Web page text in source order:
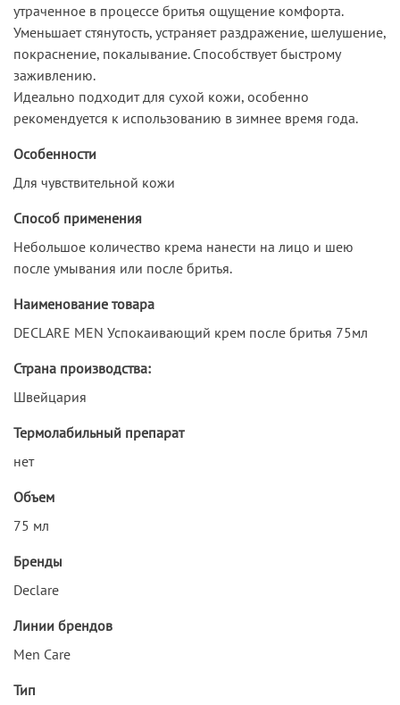
утраченное в процессе бритья ощущение комфорта.
Уменьшает стянутость, устраняет раздражение, шелушение,
покраснение, покалывание. Способствует быстрому
заживлению.
Идеально подходит для сухой кожи, особенно
рекомендуется к использованию в зимнее время года.
Особенности
Для чувствительной кожи
Способ применения
Небольшое количество крема нанести на лицо и шею
после умывания или после бритья.
Наименование товара
DECLARE MEN Успокаивающий крем после бритья 75мл
Страна производства:
Швейцария
Термолабильный препарат
нет
Объем
75 мл
Бренды
Declare
Линии брендов
Men Care
Тип